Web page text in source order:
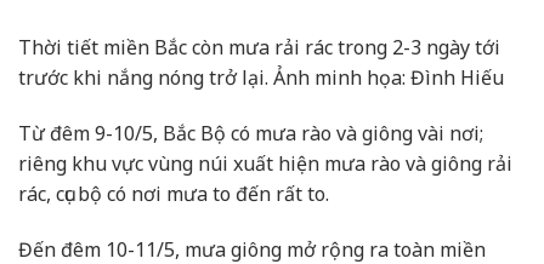
Thời tiết miền Bắc còn mưa rải rác trong 2-3 ngày tới
trước khi nắng nóng trở lại. Ảnh minh họa: Đình Hiếu
Từ đêm 9-10/5, Bắc Bộ có mưa rào và giông vài nơi;
riêng khu vực vùng núi xuất hiện mưa rào và giông rải
rác, cục bộ có nơi mưa to đến rất to.
Đến đêm 10-11/5, mưa giông mở rộng ra toàn miền